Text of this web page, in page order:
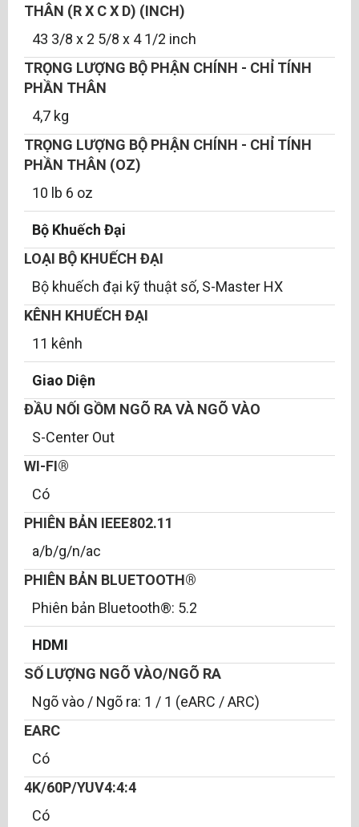
THÂN (R X C X D) (INCH)
43 3/8 x 2 5/8 x 4 1/2 inch
TRỌNG LƯỢNG BỘ PHẬN CHÍNH - CHỈ TÍNH
PHẦN THÂN
4,7 kg
TRỌNG LƯỢNG BỘ PHẬN CHÍNH - CHỈ TÍNH
PHẦN THÂN (OZ)
10 lb 6 oz
Bộ Khuếch Đại
LOẠI BỘ KHUẾCH ĐẠI
Bộ khuếch đại kỹ thuật số, S-Master HX
KÊNH KHUẾCH ĐẠI
11 kênh
Giao Diện
ĐẦU NỐI GỒM NGÕ RA VÀ NGÕ VÀO
S-Center Out
WI-FI®
Có
PHIÊN BẢN IEEE802.11
a/b/g/n/ac
PHIÊN BẢN BLUETOOTH®
Phiên bản Bluetooth®: 5.2
HDMI
SỐ LƯỢNG NGÕ VÀO/NGÕ RA
Ngõ vào / Ngõ ra: 1 / 1 (eARC / ARC)
EARC
Có
4K/60P/YUV4:4:4
Có